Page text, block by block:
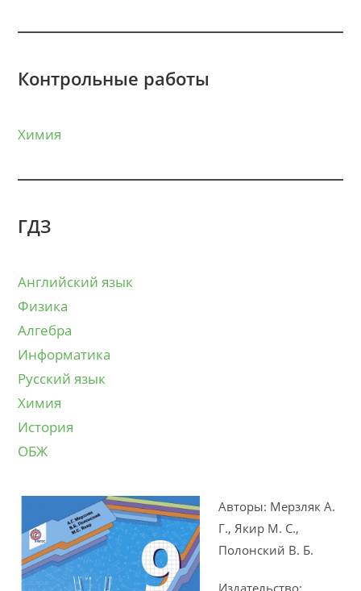
Контрольные работы
Химия
ГДЗ
Английский язык
Физика
Алгебра
Информатика
Русский язык
Химия
История
ОБЖ
Авторы: Мерзляк А.
Г., Якир М. С.,
Полонский В. Б.
Издательство: